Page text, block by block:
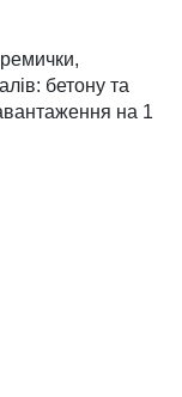
бетону та
на 1